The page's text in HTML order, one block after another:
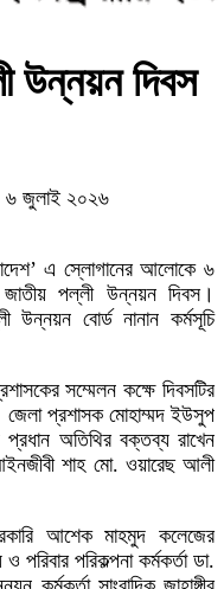
উন্নয়ন দিবস
৬ জুলাই ২০২৬
এ স্লোগানের আলোকে ৬
পল্লী উন্নয়ন দিবস।
উন্নয়ন বোর্ড নানান কর্মসূচি
সম্মেলন কক্ষে দিবসটির
জেলা প্রশাসক মোহাম্মদ ইউসুপ
অতিথির বক্তব্য রাখেন
শাহ মো. ওয়ারেছ আলী
আশেক মাহমুদ কলেজের
পরিকল্পনা কর্মকর্তা ডা.